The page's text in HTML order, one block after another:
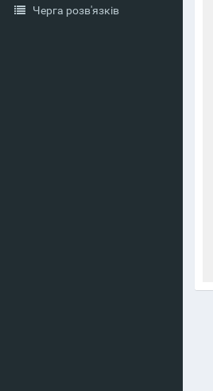
Черга розв'язків